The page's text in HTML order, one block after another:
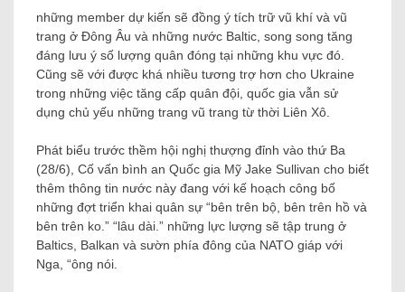
những member dự kiến ​​sẽ đồng ý tích trữ vũ khí và vũ
trang ở Đông Âu và những nước Baltic, song song tăng
đáng lưu ý số lượng quân đóng tại những khu vực đó.
Cũng sẽ với được khá nhiều tương trợ hơn cho Ukraine
trong những việc tăng cấp quân đội, quốc gia vẫn sử
dụng chủ yếu những trang vũ trang từ thời Liên Xô.
Phát biểu trước thềm hội nghị thượng đỉnh vào thứ Ba
(28/6), Cố vấn bình an Quốc gia Mỹ Jake Sullivan cho biết
thêm thông tin nước này đang với kế hoạch công bố
những đợt triển khai quân sự “bên trên bộ, bên trên hồ và
bên trên ko.” “lâu dài.” những lực lượng sẽ tập trung ở
Baltics, Balkan và sườn phía đông của NATO giáp với
Nga, “ông nói.